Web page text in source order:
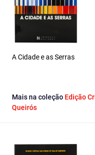
A Cidade e as Serras
Mais na coleção Edição
Queirós